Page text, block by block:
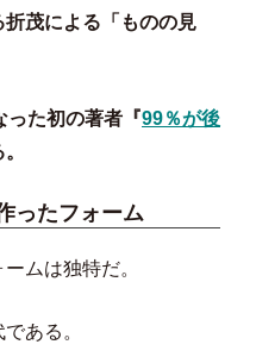
茂による「ものの見
た初の著者 『99％が後
ったフォーム
ムは独特だ。
ある。